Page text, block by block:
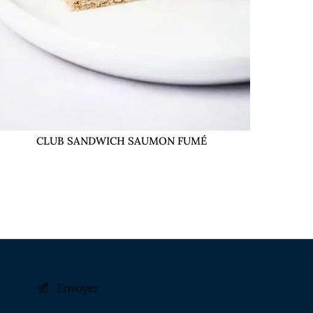
CLUB SANDWICH SAUMON FUMÉ